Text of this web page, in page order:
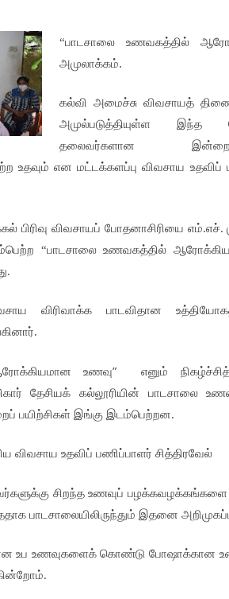
“பாடசாலை உணவகத்தில்
அமுலாக்கம்.
கல்வி அமைச்சு விவசாயத்
அமுல்படுத்தியுள்ள
இந்த
தலைவர்களான
உதவும் என மட்டக்களப்பு விவசாய உதவிப்
பிரிவு விவசாயப் போதனாசிரியை எம்.எச்.
“பாடசாலை உணவகத்தில்
.
விரிவாக்க பாடவிதான
.
உணவு” எனும்
தேசியக் கல்லூரியின் பாடசாலை
பயிற்சிகள் இங்கு இடம்பெற்றன.
விவசாய உதவிப் பணிப்பாளர் சித்திரவேல்
சிறந்த உணவுப் பழக்கவழக்கங்களை
பாடசாலையிலிருந்தும் இதனை
உப உணவுகளைக் கொண்டு போஷாக்கான
.